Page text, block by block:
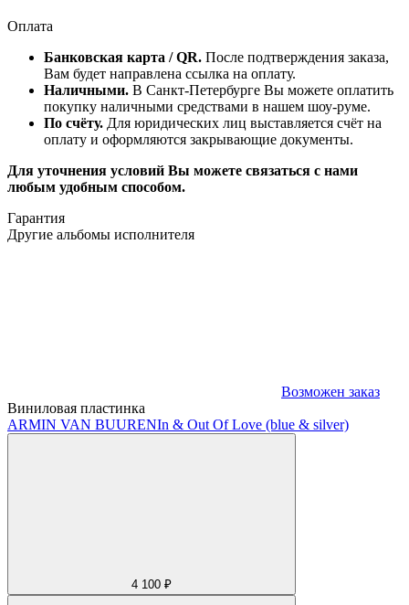
Оплата
Банковская карта / QR. После подтверждения заказа,
Вам будет направлена ссылка на оплату.
Наличными. В Санкт-Петербурге Вы можете оплатить
покупку наличными средствами в нашем шоу-руме.
По счёту. Для юридических лиц выставляется счёт на
оплату и оформляются закрывающие документы.
Для уточнения условий Вы можете связаться с нами
любым удобным способом.
Гарантия
Другие альбомы исполнителя
Возможен заказ
Виниловая пластинка
ARMIN VAN BUURENIn & Out Of Love (blue & silver)
4 100 ₽